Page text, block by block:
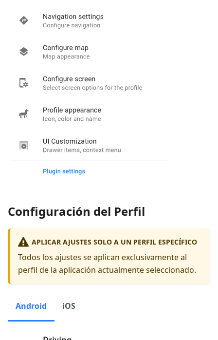
Configuración del Perfil
APLICAR AJUSTES SOLO A UN PERFIL ESPECÍFICO
Todos los ajustes se aplican exclusivamente al
perfil de la aplicación actualmente seleccionado.
Android iOS